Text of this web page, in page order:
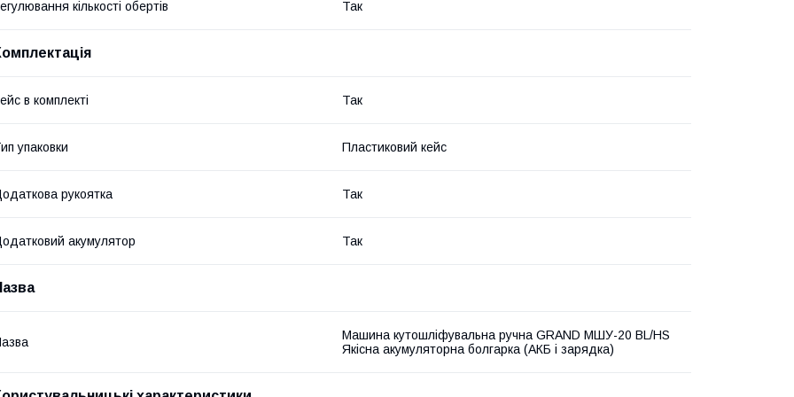
кількості обертів Так
в комплекті Так
упаковки Пластиковий кейс
рукоятка Так
акумулятор Так
Машина кутошліфувальна ручна GRAND МШУ-20 BL/HS
Якісна акумуляторна болгарка (АКБ і зарядка)